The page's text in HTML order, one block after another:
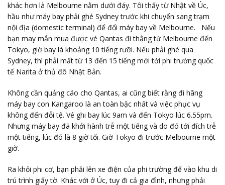
khác hơn là Melbourne nằm dưới đáy. Tôi thấy từ Nhật về Úc,
hầu như máy bay phải ghé Sydney trước khi chuyển sang trạm
nội địa (domestic terminal) để đổi máy bay về Melbourne. Nếu
bạn may mắn mua được vé Qantas đi thẳng từ Melbourne đến
Tokyo, giờ bay là khoảng 10 tiếng rưỡi. Nếu phải ghé qua
Sydney, thì phải mất từ 13 đến 15 tiếng mới tới phi trường quốc
tế Narita ở thủ đô Nhật Bản.
Không cần quảng cáo cho Qantas, ai cũng biết rằng đi hãng
máy bay con Kangaroo là an toàn bậc nhất và việc phục vụ
không đến đỗi tệ. Vé ghi bay lúc 9am và đến Tokyo lúc 6.55pm.
Nhưng máy bay đã khởi hành trễ một tiếng và do đó tới đích trễ
một tiếng, lúc đó là 8 giờ tối. Giờ Tokyo đi trước Melbourne một
giờ.
Ra khỏi phi cơ, bạn phải lên xe điện của phi trường để vào khu di
trú trình giấy tờ. Khác với ở Úc, tuy đi cả gia đình, nhưng phải